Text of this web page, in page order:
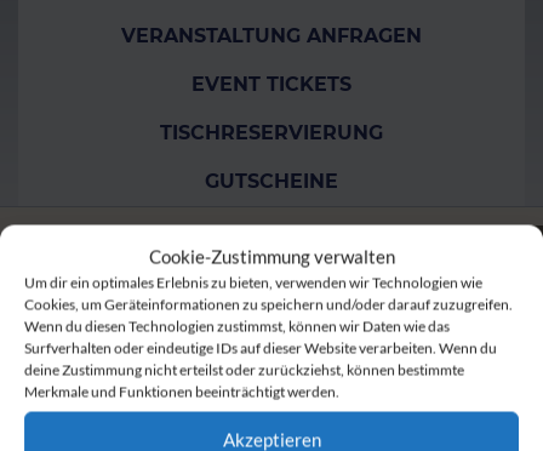
Cookie-Zustimmung verwalten
Um dir ein optimales Erlebnis zu bieten, verwenden wir Technologien wie
Cookies, um Geräteinformationen zu speichern und/oder darauf zuzugreifen.
Wenn du diesen Technologien zustimmst, können wir Daten wie das
Surfverhalten oder eindeutige IDs auf dieser Website verarbeiten. Wenn du
deine Zustimmung nicht erteilst oder zurückziehst, können bestimmte
Merkmale und Funktionen beeinträchtigt werden.
Akzeptieren
VERANSTALTUNG ANFRAGEN
EVENT TICKETS
TISCHRESERVIERUNG
GUTSCHEINE